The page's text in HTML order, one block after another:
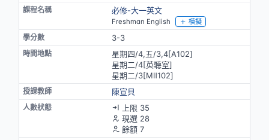
必修-大一英文
Freshman English 模擬
3-3
星期四/4,五/3,4[A102]
星期二/4[英聽室]
星期二/3[MⅡ102]
陳宣貝
上限 35
現選 28
餘額 7